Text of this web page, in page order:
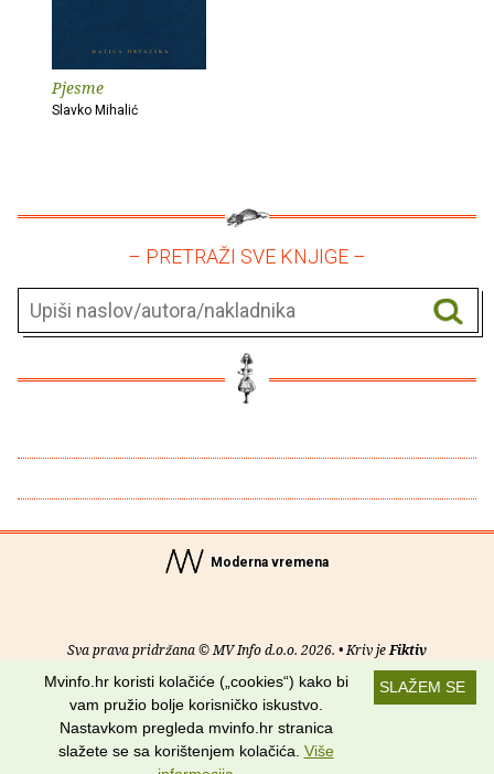
Pjesme
Slavko Mihalić
– PRETRAŽI SVE KNJIGE –
Moderna vremena
Sva prava pridržana © MV Info d.o.o. 2026. • Kriv jeFiktiv
O nama• Pomoć• Uvjeti korištenja•RSS kanali
Potraži nas na:
SLAŽEM SE
Mvinfo.hr koristi kolačiće („cookies“) kako bi
vam pružio bolje korisničko iskustvo.
Nastavkom pregleda mvinfo.hr stranica
slažete se sa korištenjem kolačića. Više